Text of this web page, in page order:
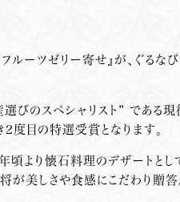
ルーツゼリー寄せ』が、ぐる
びのスペシャリスト” である
度目の特選受賞となります。
頃より懐石料理のデザートとし
が美しさや食感にこだわり贈答